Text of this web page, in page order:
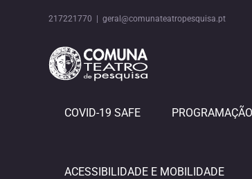
217221770 geral@comunateatropesquisa.pt
COVID-19 SAFE PROGRAMAÇÃO
ACESSIBILIDADE E MOBILIDADE